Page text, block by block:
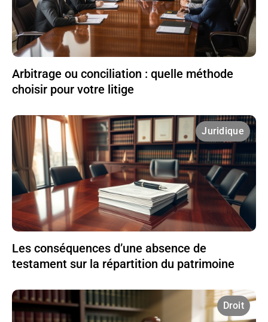
Arbitrage ou conciliation : quelle méthode
choisir pour votre litige
Juridique
Les conséquences d’une absence de
testament sur la répartition du patrimoine
Droit